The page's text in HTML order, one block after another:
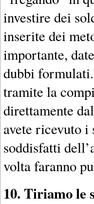
investire dei
inserite dei
importante,
dubbi
tramite la
direttamente
avete ricevuto i
soddisfatti
volta faranno
10. Tiriamo le